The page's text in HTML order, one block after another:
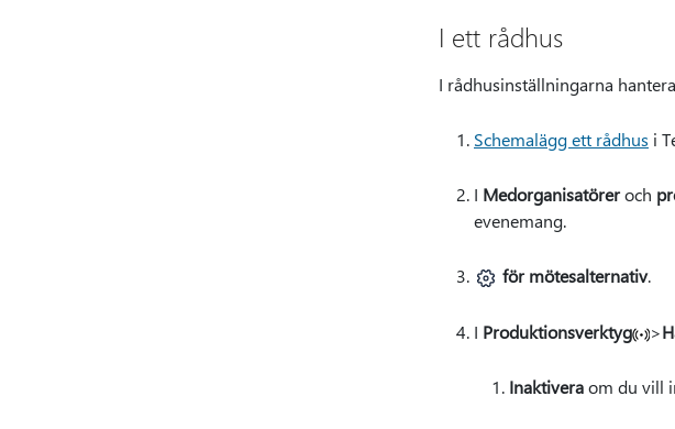
I ett rådhus
I rådhusinställningarna
Schemalägg ett rådhus i
I Medorganisatöreroch
evenemang.
för mötesalternativ.
I Produktionsverktyg >
Inaktiveraom du vill